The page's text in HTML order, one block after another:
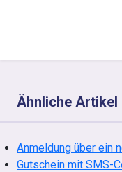
Ähnliche Artikel
Anmeldung über ein
Gutschein mit SMS-